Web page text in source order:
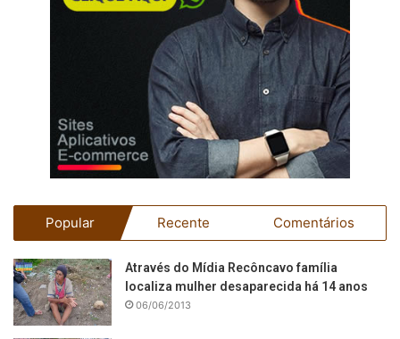
Popular Recente Comentários
Através do Mídia Recôncavo família
localiza mulher desaparecida há 14 anos
06/06/2013